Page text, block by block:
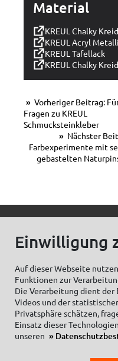
Material
KREUL Chalky
KREUL Acryl
KREUL Tafellack
KREUL Chalky
Vorheriger Beitrag:
Fragen zu KREUL
Schmucksteinkleber
Nächster
Farbexperimente mit
gebastelten
Zum Newsletter
Cookieeinstellungen
Datenschutzhinweise
Einwilligung
Auf dieser Webseite
Funktionen zur
Die Verarbeitung dient der
Videos und der
Privatsphäre schätzen,
Einsatz dieser
unseren